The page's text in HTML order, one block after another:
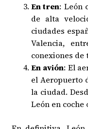
En tren: León
de alta
ciudades
Valencia,
conexiones de
En avión: El
el Aeropuerto
la ciudad.
León en coche